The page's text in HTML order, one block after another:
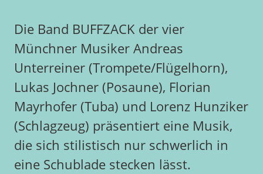
Die Band BUFFZACK der vier
Münchner Musiker Andreas
Unterreiner (Trompete/Flügelhorn),
Lukas Jochner (Posaune), Florian
Mayrhofer (Tuba) und Lorenz Hunziker
(Schlagzeug) präsentiert eine Musik,
die sich stilistisch nur schwerlich in
eine Schublade stecken lässt.